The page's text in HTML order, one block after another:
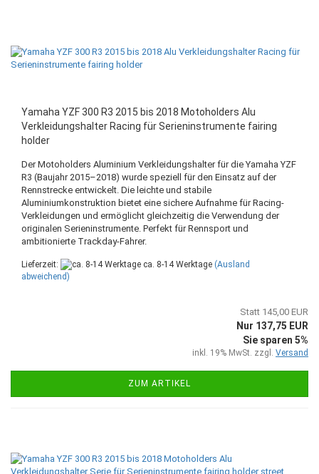
Yamaha YZF 300 R3 2015 bis 2018 Motoholders Alu
Verkleidungshalter Racing für Serieninstrumente fairing
holder
Der Motoholders Aluminium Verkleidungshalter für die Yamaha YZF
R3 (Baujahr 2015–2018) wurde speziell für den Einsatz auf der
Rennstrecke entwickelt. Die leichte und stabile
Aluminiumkonstruktion bietet eine sichere Aufnahme für Racing-
Verkleidungen und ermöglicht gleichzeitig die Verwendung der
originalen Serieninstrumente. Perfekt für Rennsport und
ambitionierte Trackday-Fahrer.
Lieferzeit: ca. 8-14 Werktage (Ausland
abweichend)
Statt 145,00 EUR
Nur 137,75 EUR
Sie sparen 5%
inkl. 19% MwSt. zzgl. Versand
ZUM ARTIKEL